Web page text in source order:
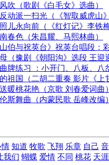
吹（歌剧《白毛女》选曲）
动派一扫光（《智取威虎山
儿永向前（《红灯记》李铁
春色（朱昌耀、马熙林曲）
伯与祝英台》祝英台唱段：
（豫剧《朝阳沟》选段 王迎
牌练习 ：小开门、八板、八
祖国（二胡二重奏 影片《上
暖桃花艳（京歌 刘春爱词曲）
斯舞曲（内蒙民歌 岳峰改编）
情 知道 牧歌 飞翔 乐章 自己
我们 蝴蝶 爱情 不同 桃花 天涯